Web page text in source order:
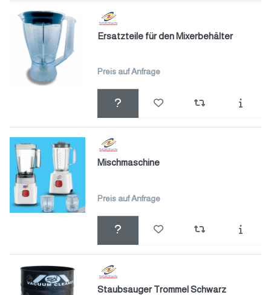
Ersatzteile für den Mixerbehälter
Preis auf Anfrage
Mischmaschine
Preis auf Anfrage
Staubsauger Trommel Schwarz